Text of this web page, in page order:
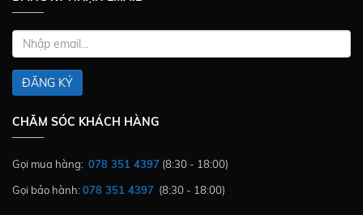
ĐĂNG KÝ
CHĂM SÓC KHÁCH HÀNG
Gọi mua hàng: 078 351 4397 (8:30 - 18:00)
Gọi bảo hành:078 351 4397 (8:30 - 18:00)